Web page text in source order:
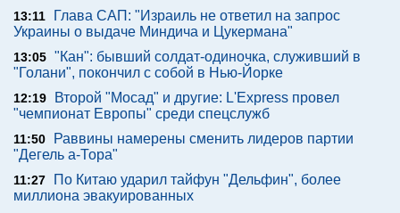
13:11
Глава САП: "Израиль не ответил на запрос
Украины о выдаче Миндича и Цукермана"
13:05 "Кан": бывший солдат-одиночка, служивший в
"Голани", покончил с собой в Нью-Йорке
12:19
Второй "Мосад" и другие: L'Express провел
"чемпионат Европы" среди спецслужб
11:50
Раввины намерены сменить лидеров партии
"Дегель а-Тора"
11:27
По Китаю ударил тайфун "Дельфин", более
миллиона эвакуированных